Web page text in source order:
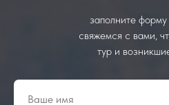
заполните
свяжемся с вами,
тур и